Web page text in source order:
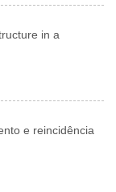
in a
e reincidência